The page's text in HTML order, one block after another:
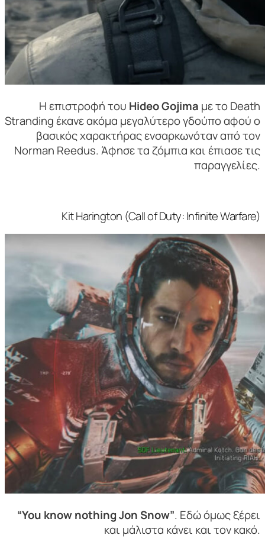
Η επιστροφή του Hideo Gojima με το Death
Stranding έκανε ακόμα μεγαλύτερο γδούπο αφού ο
βασικός χαρακτήρας ενσαρκωνόταν από τον
Norman Reedus. Άφησε τα ζόμπια και έπιασε τις
παραγγελίες.
Kit Harington (Call of Duty: Infinite Warfare)
“You know nothing Jon Snow”. Εδώ όμως ξέρει
και μάλιστα κάνει και τον κακό.